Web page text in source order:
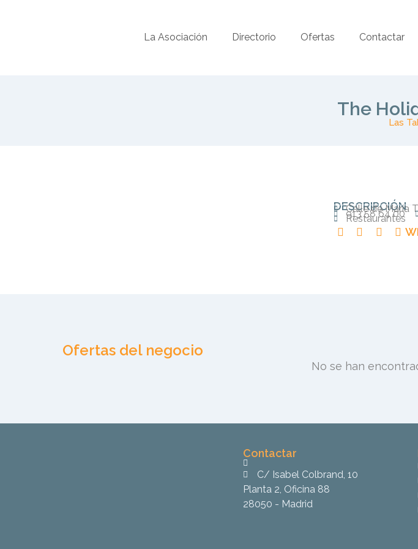
La Asociación Directorio Ofertas Contactar
The
Las
DESCRIPCIÓN
Calle de María
913 58 64 00
Restaurantes
Ofertas del negocio
No se han
Contactar
C/ Isabel Colbrand, 10
Planta 2, Oficina 88
28050 - Madrid